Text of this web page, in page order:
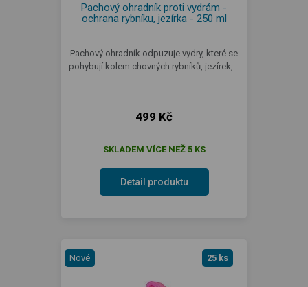
Pachový ohradník proti vydrám -
ochrana rybníku, jezírka - 250 ml
Pachový ohradník odpuzuje vydry, které se
pohybují kolem chovných rybníků, jezírek,…
499 Kč
SKLADEM VÍCE NEŽ 5 KS
Detail produktu
Nové 25 ks